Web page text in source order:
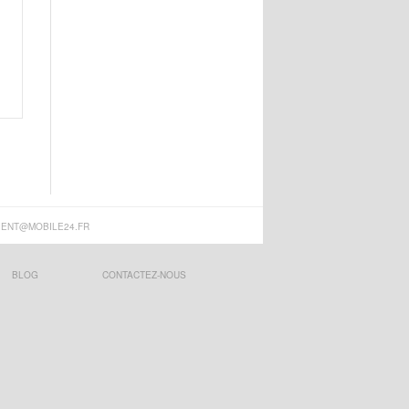
BLOG CONTACTEZ-NOUS